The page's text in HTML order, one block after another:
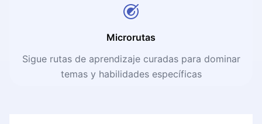
Microrutas
Sigue rutas de aprendizaje curadas para dominar
temas y habilidades específicas